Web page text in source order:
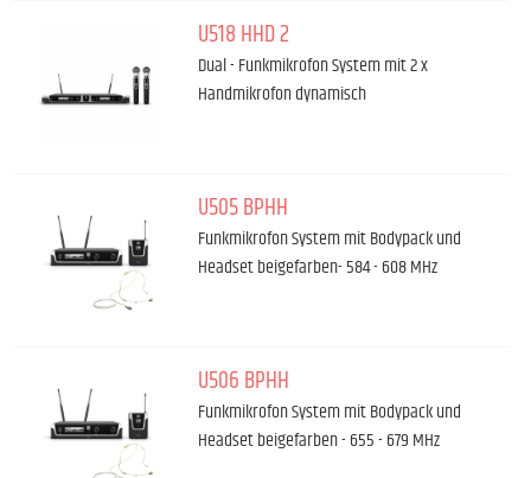
U518 HHD 2
Dual - Funkmikrofon System mit 2 x
Handmikrofon dynamisch
U505 BPHH
Funkmikrofon System mit Bodypack und
Headset beigefarben- 584 - 608 MHz
U506 BPHH
Funkmikrofon System mit Bodypack und
Headset beigefarben - 655 - 679 MHz